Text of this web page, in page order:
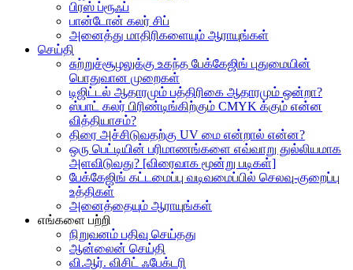
பிரஸ் ப்ரூஃப்
பான்டோன் கலர் சிப்
அனைத்து மாதிரிகளையும் ஆராயுங்கள்
செய்தி
சுற்றுச்சூழலுக்கு உகந்த பேக்கேஜிங் புதுமையின்
பொதுவான முறைகள்
டிஜிட்டல் ஆதாரமும் பத்திரிகை ஆதாரமும் ஒன்றா?
ஸ்பாட் கலர் பிரிண்டிங்கிற்கும் CMYK க்கும் என்ன
வித்தியாசம்?
திரை அச்சிடுவதற்கு UV மை என்றால் என்ன?
ஒரு பெட்டியின் பரிமாணங்களை எவ்வாறு துல்லியமாக
அளவிடுவது? [விரைவாக மூன்று படிகள்]
பேக்கேஜிங் கட்டமைப்பு வடிவமைப்பில் செலவு-குறைப்பு
உத்திகள்
அனைத்தையும் ஆராயுங்கள்
எங்களை பற்றி
நிறுவனம் பதிவு செய்தது
ஆன்லைன் செய்தி
வி.ஆர். விசிட் ஃபேக்டரி